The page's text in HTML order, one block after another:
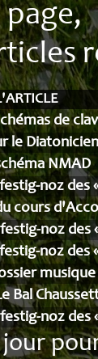
de
le
NMAD
noz des
cours
noz des
noz des
Bal
noz des